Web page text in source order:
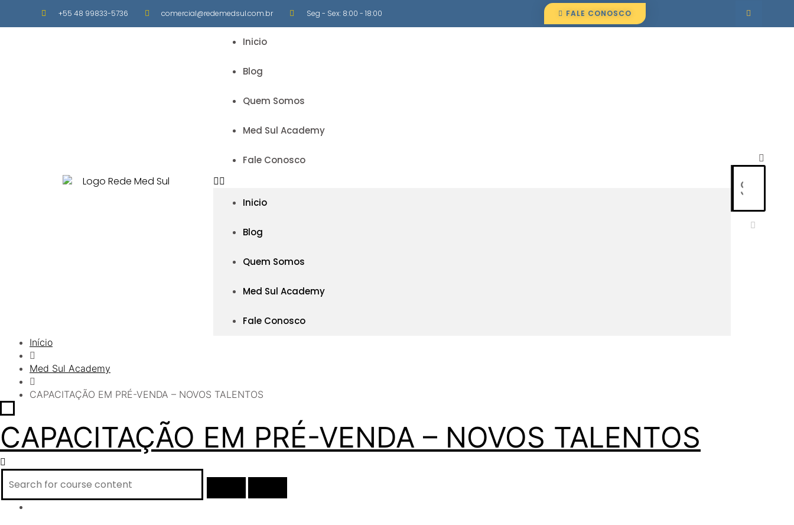
+55 48 99833-5736 comercial@redemedsul.com.br Seg - Sex: 8:00 - 18:00 FALE CONOSCO
Inicio
Blog
Quem Somos
Med Sul Academy
Fale Conosco
Inicio
Blog
Quem Somos
Med Sul Academy
Fale Conosco
Início
Med Sul Academy
CAPACITAÇÃO EM PRÉ-VENDA – NOVOS TALENTOS
CAPACITAÇÃO EM PRÉ-VENDA – NOVOS TALENTOS